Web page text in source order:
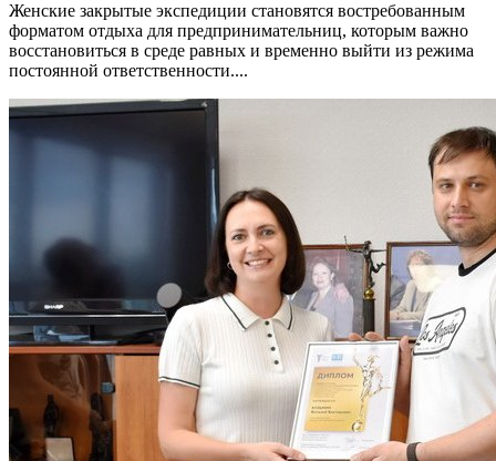
Женские закрытые экспедиции становятся востребованным
форматом отдыха для предпринимательниц, которым важно
восстановиться в среде равных и временно выйти из режима
постоянной ответственности....